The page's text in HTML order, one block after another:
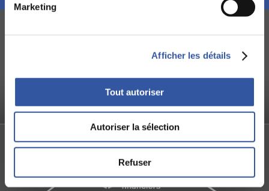
Marketing
Afficher les détails
Tout autoriser
Autoriser la sélection
Refuser
Code d’éthique dans le milieu scolaire :
La Presse
Comment
SAAQ?
ICI - Radio-
PARTENAIRES FONDATEURS